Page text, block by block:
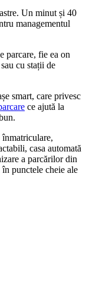
Un minut și 40
managementul
parcare, fie ea on
cu stații de
smart, care privesc
ce ajută la
înmatriculare,
casa automată
a parcărilor din
punctele cheie ale